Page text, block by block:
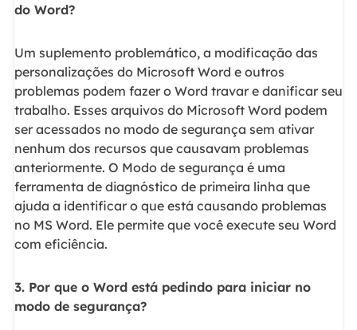
do Word?
Um suplemento problemático, a modificação das
personalizações do Microsoft Word e outros
problemas podem fazer o Word travar e danificar seu
trabalho. Esses arquivos do Microsoft Word podem
ser acessados no modo de segurança sem ativar
nenhum dos recursos que causavam problemas
anteriormente. O Modo de segurança é uma
ferramenta de diagnóstico de primeira linha que
ajuda a identificar o que está causando problemas
no MS Word. Ele permite que você execute seu Word
com eficiência.
3. Por que o Word está pedindo para iniciar no
modo de segurança?